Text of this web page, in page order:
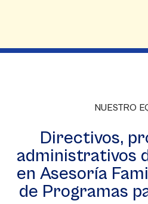
NUESTRO
Directivos,
administrativos
en Asesoría
de Programas